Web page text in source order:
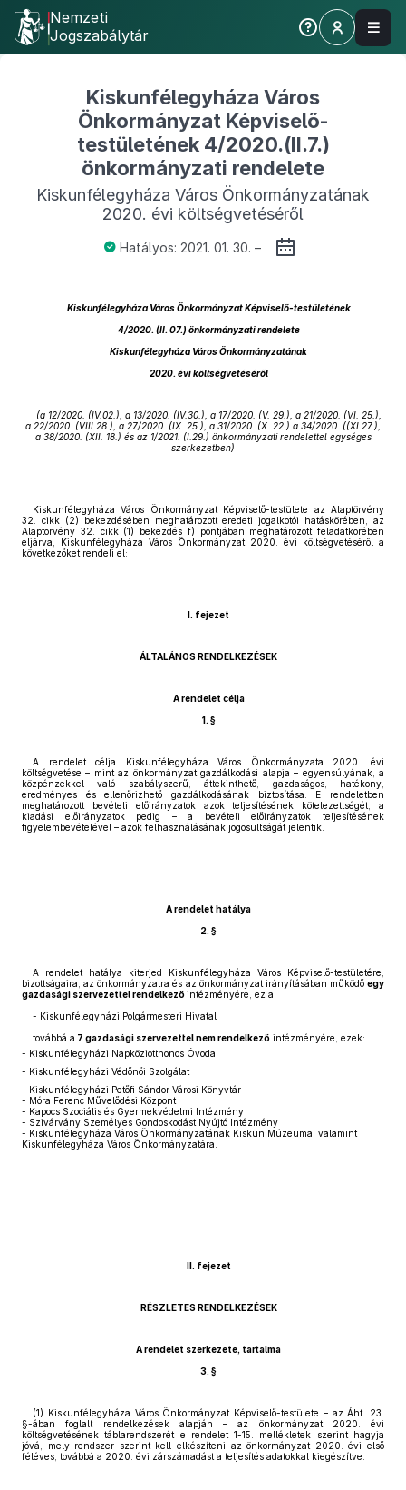
Nemzeti
Jogszabálytár
Kiskunfélegyháza Város
Önkormányzat Képviselő-
testületének 4/2020.(II.7.)
önkormányzati rendelete
Kiskunfélegyháza Város Önkormányzatának
2020. évi költségvetéséről
Hatályos: 2021. 01. 30. –
Kiskunfélegyháza Város Önkormányzat Képviselő-testületének
4/2020. (II. 07.) önkormányzati rendelete
Kiskunfélegyháza Város Önkormányzatának
2020. évi költségvetéséről
(a 12/2020. (IV.02.), a 13/2020. (IV.30.), a 17/2020. (V. 29.), a 21/2020. (VI. 25.),
a 22/2020. (VIII.28.), a 27/2020. (IX. 25.), a 31/2020. (X. 22.) a 34/2020. ((XI.27.),
a 38/2020. (XII. 18.) és az 1/2021. (I.29.) önkormányzati rendelettel egységes
szerkezetben)
Kiskunfélegyháza Város Önkormányzat Képviselő-testülete az Alaptörvény
32. cikk (2) bekezdésében meghatározott eredeti jogalkotói hatáskörében, az
Alaptörvény 32. cikk (1) bekezdés f) pontjában meghatározott feladatkörében
eljárva, Kiskunfélegyháza Város Önkormányzat 2020. évi költségvetéséről a
következőket rendeli el:
I. fejezet
ÁLTALÁNOS RENDELKEZÉSEK
A rendelet célja
1. §
A rendelet célja Kiskunfélegyháza Város Önkormányzata 2020. évi
költségvetése – mint az önkormányzat gazdálkodási alapja – egyensúlyának, a
közpénzekkel való szabályszerű, áttekinthető, gazdaságos, hatékony,
eredményes és ellenőrizhető gazdálkodásának biztosítása. E rendeletben
meghatározott bevételi előirányzatok azok teljesítésének kötelezettségét, a
kiadási előirányzatok pedig – a bevételi előirányzatok teljesítésének
figyelembevételével – azok felhasználásának jogosultságát jelentik.
A rendelet hatálya
2. §
A rendelet hatálya kiterjed Kiskunfélegyháza Város Képviselő-testületére,
bizottságaira, az önkormányzatra és az önkormányzat irányításában működő egy
gazdasági szervezettel rendelkező intézményére, ez a:
- Kiskunfélegyházi Polgármesteri Hivatal
továbbá a 7 gazdasági szervezettel nem rendelkező intézményére, ezek:
- Kiskunfélegyházi Napköziotthonos Óvoda
- Kiskunfélegyházi Védőnői Szolgálat
- Kiskunfélegyházi Petőfi Sándor Városi Könyvtár
- Móra Ferenc Művelődési Központ
- Kapocs Szociális és Gyermekvédelmi Intézmény
- Szivárvány Személyes Gondoskodást Nyújtó Intézmény
- Kiskunfélegyháza Város Önkormányzatának Kiskun Múzeuma, valamint
Kiskunfélegyháza Város Önkormányzatára.
II. fejezet
RÉSZLETES RENDELKEZÉSEK
A rendelet szerkezete, tartalma
3. §
(1) Kiskunfélegyháza Város Önkormányzat Képviselő-testülete – az Áht. 23.
§-ában foglalt rendelkezések alapján – az önkormányzat 2020. évi
költségvetésének táblarendszerét e rendelet 1-15. mellékletek szerint hagyja
jóvá, mely rendszer szerint kell elkészíteni az önkormányzat 2020. évi első
féléves, továbbá a 2020. évi zárszámadást a teljesítés adatokkal kiegészítve.